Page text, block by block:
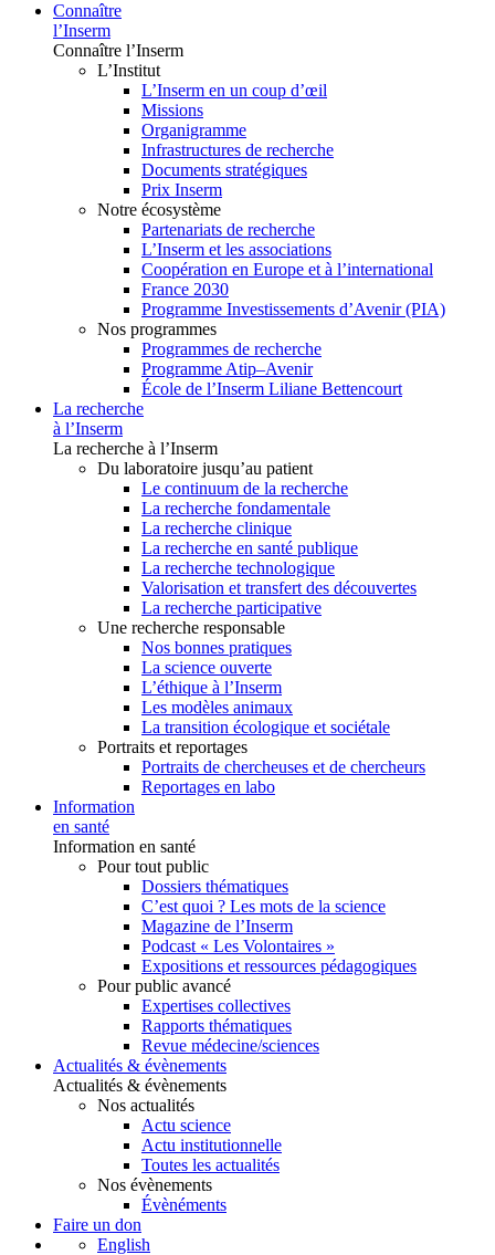
Connaître
l’Inserm
Connaître l’Inserm
L’Institut
L’Inserm en un coup d’œil
Missions
Organigramme
Infrastructures de recherche
Documents stratégiques
Prix Inserm
Notre écosystème
Partenariats de recherche
L’Inserm et les associations
Coopération en Europe et à l’international
France 2030
Programme Investissements d’Avenir (PIA)
Nos programmes
Programmes de recherche
Programme Atip–Avenir
École de l’Inserm Liliane Bettencourt
La recherche
à l’Inserm
La recherche à l’Inserm
Du laboratoire jusqu’au patient
Le continuum de la recherche
La recherche fondamentale
La recherche clinique
La recherche en santé publique
La recherche technologique
Valorisation et transfert des découvertes
La recherche participative
Une recherche responsable
Nos bonnes pratiques
La science ouverte
L’éthique à l’Inserm
Les modèles animaux
La transition écologique et sociétale
Portraits et reportages
Portraits de chercheuses et de chercheurs
Reportages en labo
Information
en santé
Information en santé
Pour tout public
Dossiers thématiques
C’est quoi ? Les mots de la science
Magazine de l’Inserm
Podcast « Les Volontaires »
Expositions et ressources pédagogiques
Pour public avancé
Expertises collectives
Rapports thématiques
Revue médecine/sciences
Actualités & évènements
Actualités & évènements
Nos actualités
Actu science
Actu institutionnelle
Toutes les actualités
Nos évènements
Évènéments
Faire un don
English